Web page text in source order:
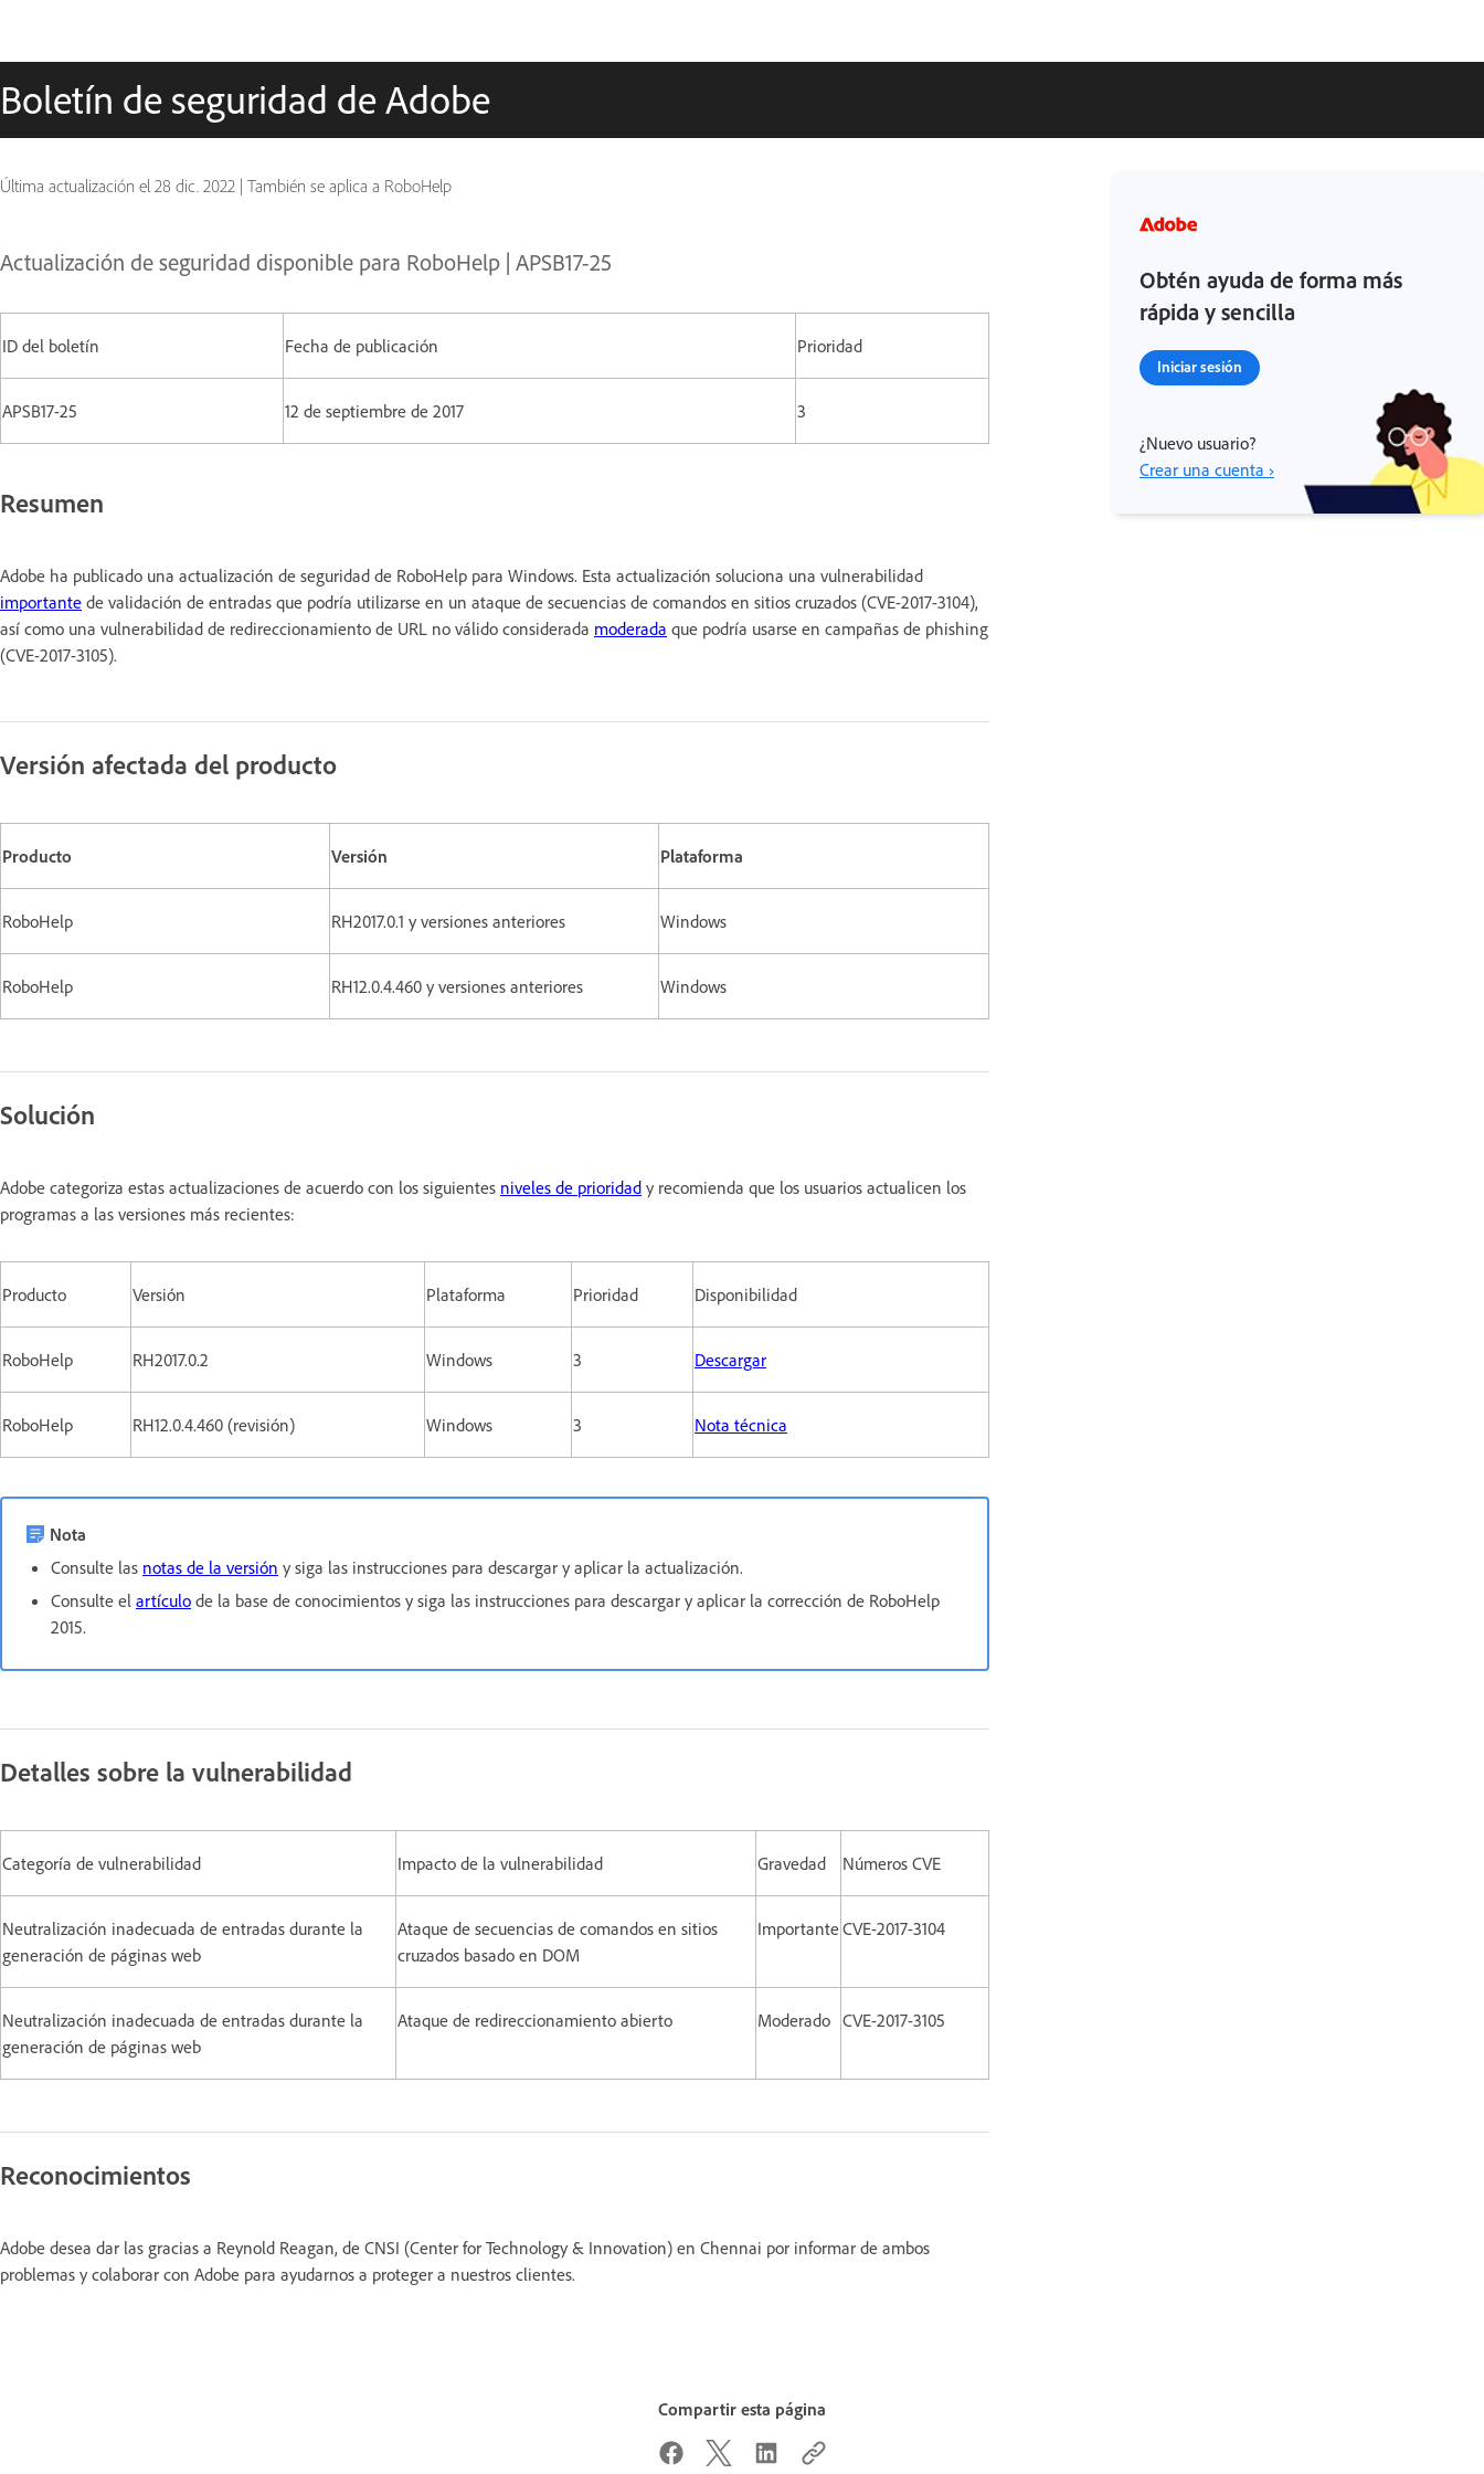
Boletín de seguridad de Adobe
Última actualización el 28 dic. 2022 | También se aplica a RoboHelp
Actualización de seguridad disponible para RoboHelp | APSB17-25
ID del boletín Fecha de publicación Prioridad
APSB17-25 12 de septiembre de 2017 3
Resumen
Adobe ha publicado una actualización de seguridad de RoboHelp para Windows. Esta actualización soluciona una vulnerabilidad
importante de validación de entradas que podría utilizarse en un ataque de secuencias de comandos en sitios cruzados (CVE-2017-3104),
así como una vulnerabilidad de redireccionamiento de URL no válido considerada moderada que podría usarse en campañas de phishing
(CVE-2017-3105).
Versión afectada del producto
Producto Versión Plataforma
RoboHelp RH2017.0.1 y versiones anteriores Windows
RoboHelp RH12.0.4.460 y versiones anteriores Windows
Solución
Adobe categoriza estas actualizaciones de acuerdo con los siguientes niveles de prioridad y recomienda que los usuarios actualicen los
programas a las versiones más recientes:
Producto Versión Plataforma Prioridad Disponibilidad
RoboHelp RH2017.0.2 Windows 3 Descargar
RoboHelp RH12.0.4.460 (revisión) Windows 3 Nota técnica
Nota
Consulte las notas de la versión y siga las instrucciones para descargar y aplicar la actualización.
Consulte el artículo de la base de conocimientos y siga las instrucciones para descargar y aplicar la corrección de RoboHelp
2015.
Detalles sobre la vulnerabilidad
Categoría de vulnerabilidad Impacto de la vulnerabilidad Gravedad Números CVE
Neutralización inadecuada de entradas durante la
generación de páginas web
Ataque de secuencias de comandos en sitios
cruzados basado en DOM
ImportanteCVE-2017-3104
Neutralización inadecuada de entradas durante la
generación de páginas web
Ataque de redireccionamiento abierto Moderado CVE-2017-3105
Reconocimientos
Adobe desea dar las gracias a Reynold Reagan, de CNSI (Center for Technology & Innovation) en Chennai por informar de ambos
problemas y colaborar con Adobe para ayudarnos a proteger a nuestros clientes.
Obtén ayuda de forma más
rápida y sencilla
Iniciar sesión
¿Nuevo usuario?
Crear una cuenta ›
Compartir esta página